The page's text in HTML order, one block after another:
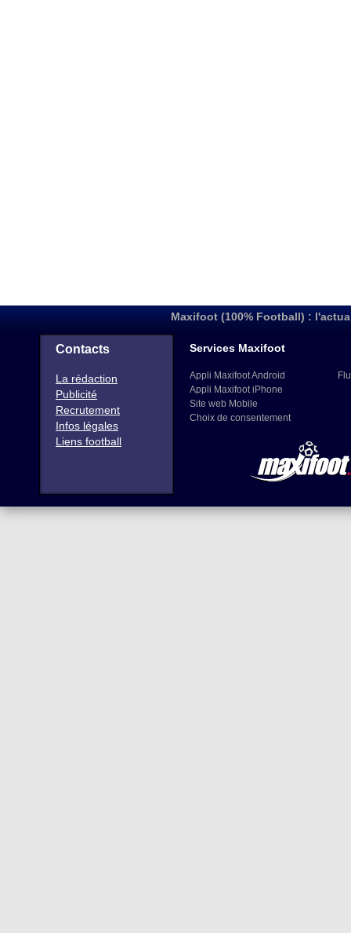
Maxifoot (100% Football) :
Contacts
La rédaction
Publicité
Recrutement
Infos légales
Liens football
Services Maxifoot
Appli Maxifoot Android
Appli Maxifoot iPhone
Site web Mobile
Choix de consentement